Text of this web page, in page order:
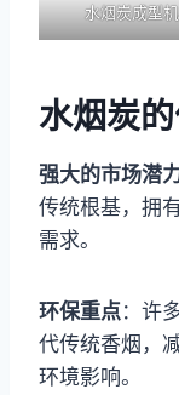
水烟炭成型
水烟炭
强大的市场潜
传统根基，拥
需求。
环保重点：许
代传统香烟，
环境影响。